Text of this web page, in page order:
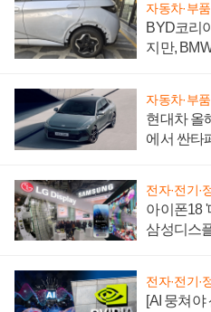
자동차·부품
BYD코리
지만,
자동차·부품
현대차 올
에서 싼타
전자·전기·
아이폰18
삼성디스
전자·전기·
[AI 뭉쳐